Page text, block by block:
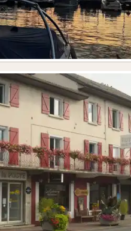
Vorheriges Bild